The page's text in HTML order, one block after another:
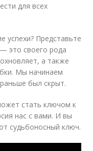
для всех
успехи? Представьте
это своего рода
а также
Мы начинаем
был скрыт.
стать ключом к
нас с вами. И вы
судьбоносный ключ.